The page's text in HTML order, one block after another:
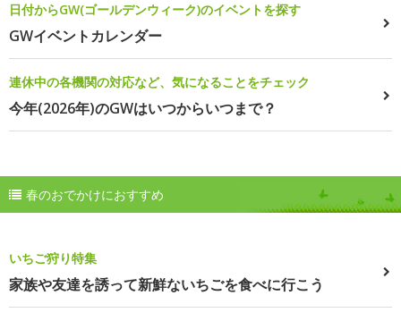
日付からGW(ゴールデンウィーク)のイベントを探す
GWイベントカレンダー
連休中の各機関の対応など、気になることをチェック
今年(2026年)のGWはいつからいつまで？
春のおでかけにおすすめ
いちご狩り特集
家族や友達を誘って新鮮ないちごを食べに行こう